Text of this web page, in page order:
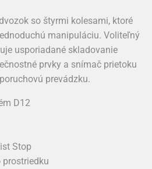
so štyrmi kolesami, ktoré
manipuláciu. Voliteľný
usporiadané skladovanie
prvky a snímač prietoku
prevádzku.
D12
Stop
prostriedku